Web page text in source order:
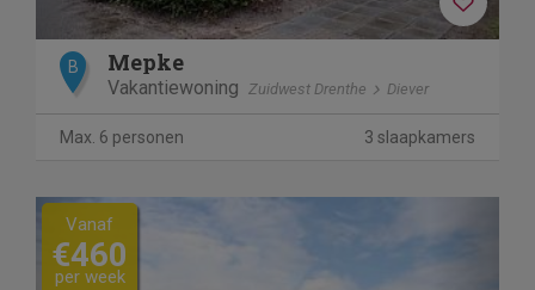
B Mepke
Vakantiewoning Zuidwest Drenthe Diever
Max. 6 personen 3 slaapkamers
Previous
Vanaf
€460
per week